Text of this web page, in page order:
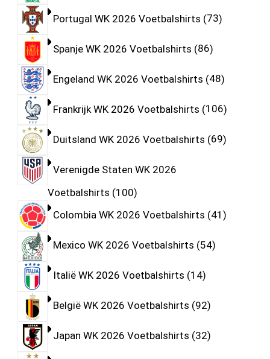
Portugal WK 2026 Voetbalshirts 73
Spanje WK 2026 Voetbalshirts 86
Engeland WK 2026 Voetbalshirts 48
Frankrijk WK 2026 Voetbalshirts 106
Duitsland WK 2026 Voetbalshirts 69
Verenigde Staten WK 2026
Voetbalshirts 100
Colombia WK 2026 Voetbalshirts 41
Mexico WK 2026 Voetbalshirts 54
Italië WK 2026 Voetbalshirts 14
België WK 2026 Voetbalshirts 92
Japan WK 2026 Voetbalshirts 32